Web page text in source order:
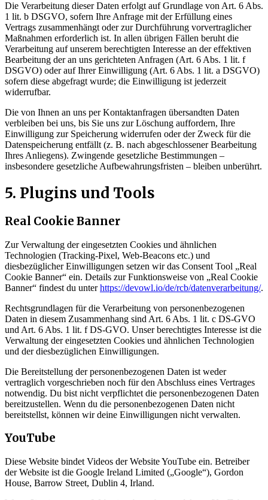
Die Verarbeitung dieser Daten erfolgt auf Grundlage von Art. 6 Abs.
1 lit. b DSGVO, sofern Ihre Anfrage mit der Erfüllung eines
Vertrags zusammenhängt oder zur Durchführung vorvertraglicher
Maßnahmen erforderlich ist. In allen übrigen Fällen beruht die
Verarbeitung auf unserem berechtigten Interesse an der effektiven
Bearbeitung der an uns gerichteten Anfragen (Art. 6 Abs. 1 lit. f
DSGVO) oder auf Ihrer Einwilligung (Art. 6 Abs. 1 lit. a DSGVO)
sofern diese abgefragt wurde; die Einwilligung ist jederzeit
widerrufbar.
Die von Ihnen an uns per Kontaktanfragen übersandten Daten
verbleiben bei uns, bis Sie uns zur Löschung auffordern, Ihre
Einwilligung zur Speicherung widerrufen oder der Zweck für die
Datenspeicherung entfällt (z. B. nach abgeschlossener Bearbeitung
Ihres Anliegens). Zwingende gesetzliche Bestimmungen –
insbesondere gesetzliche Aufbewahrungsfristen – bleiben unberührt.
5. Plugins und Tools
Real Cookie Banner
Zur Verwaltung der eingesetzten Cookies und ähnlichen
Technologien (Tracking-Pixel, Web-Beacons etc.) und
diesbezüglicher Einwilligungen setzen wir das Consent Tool „Real
Cookie Banner“ ein. Details zur Funktionsweise von „Real Cookie
Banner“ findest du unterhttps://devowl.io/de/rcb/datenverarbeitung/.
Rechtsgrundlagen für die Verarbeitung von personenbezogenen
Daten in diesem Zusammenhang sind Art. 6 Abs. 1 lit. c DS-GVO
und Art. 6 Abs. 1 lit. f DS-GVO. Unser berechtigtes Interesse ist die
Verwaltung der eingesetzten Cookies und ähnlichen Technologien
und der diesbezüglichen Einwilligungen.
Die Bereitstellung der personenbezogenen Daten ist weder
vertraglich vorgeschrieben noch für den Abschluss eines Vertrages
notwendig. Du bist nicht verpflichtet die personenbezogenen Daten
bereitzustellen. Wenn du die personenbezogenen Daten nicht
bereitstellst, können wir deine Einwilligungen nicht verwalten.
YouTube
Diese Website bindet Videos der Website YouTube ein. Betreiber
der Website ist die Google Ireland Limited („Google“), Gordon
House, Barrow Street, Dublin 4, Irland.